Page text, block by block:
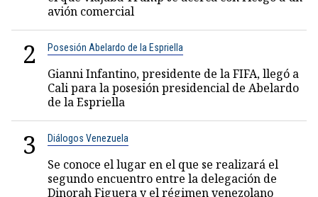
avión comercial
2 Posesión Abelardo de la Espriella
Gianni Infantino, presidente de la FIFA, llegó a
Cali para la posesión presidencial de Abelardo
de la Espriella
3 Diálogos Venezuela
Se conoce el lugar en el que se realizará el
segundo encuentro entre la delegación de
Dinorah Figuera y el régimen venezolano